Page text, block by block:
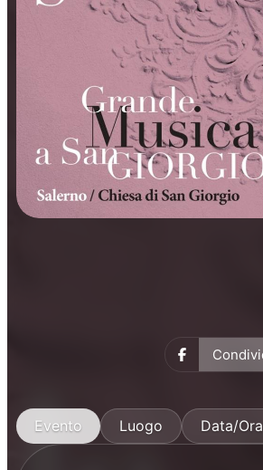
Evento Luogo Data/